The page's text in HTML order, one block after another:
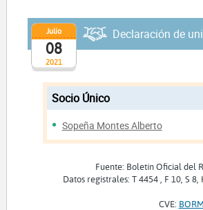
2021
Julio
08
Declaración de
Socio Único
Sopeña Montes Alberto
Fuente: Boletín Oficial del
Datos registrales: T 4454 , F 10, S 8,
CVE: